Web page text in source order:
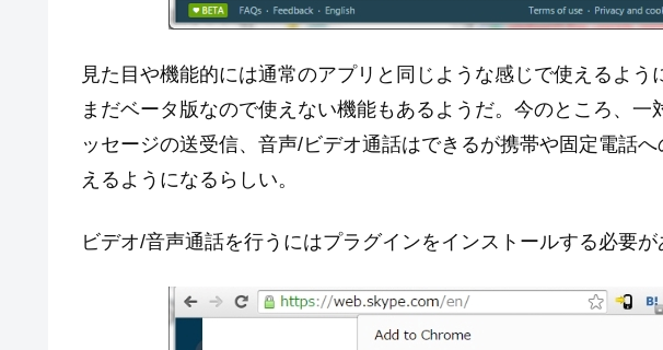
見た目や機能的には通常のアプリと同じような感じで使えるよう
まだベータ版なので使えない機能もあるようだ。今のところ、一
ッセージの送受信、音声/ビデオ通話はできるが携帯や固定電話
えるようになるらしい。
ビデオ/音声通話を行うにはプラグインをインストールする必要が